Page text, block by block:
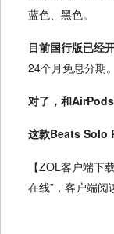
蓝色、黑色。
目前国行版已经
24个月免息分期。
对了，和AirPods
这款Beats Solo
【ZOL客户端下
在线”，客户端阅